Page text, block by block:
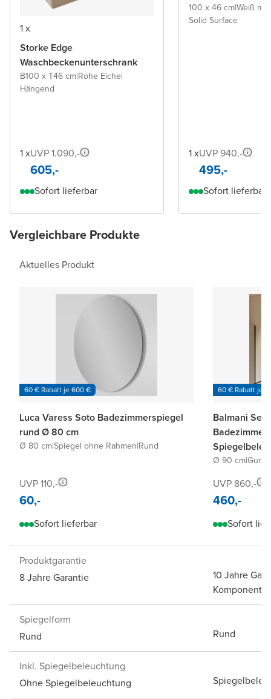
1 x
Storke Edge
Waschbeckenunterschrank
B100 x T46 cm|Rohe Eiche|
Hängend
1 xUVP 1.090,-
605,-
Sofort lieferbar
100 x 46 cm|Weiß
Solid Surface
1 xUVP 940,-
495,-
Sofort lieferbar
Vergleichbare Produkte
Aktuelles Produkt
60 € Rabatt je 600 €
Luca Varess Soto Badezimmerspiegel
rund Ø 80 cm
Ø 80 cm|Spiegel ohne Rahmen|Rund
UVP 110,-
60,-
Sofort lieferbar
60 € Rabatt je
Balmani
Ø 90 cm|
UVP 860,-
460,-
Sofort
Produktgarantie
8 Jahre Garantie
10 Jahre
Spiegelform
Rund
Rund
Inkl. Spiegelbeleuchtung
Ohne Spiegelbeleuchtung